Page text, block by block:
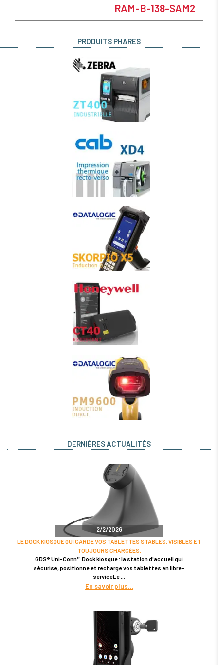
RAM-B-138-SAM2
PRODUITS PHARES
DERNIÈRES ACTUALITÉS
2/2/2026
LE DOCK KIOSQUE QUI GARDE VOS TABLETTES STABLES, VISIBLES ET
TOUJOURS CHARGÉES.
GDS® Uni-Conn™ Dock kiosque : la station d'accueil qui
sécurise, positionne et recharge vos tablettes en libre-
serviceLe
En savoir plus